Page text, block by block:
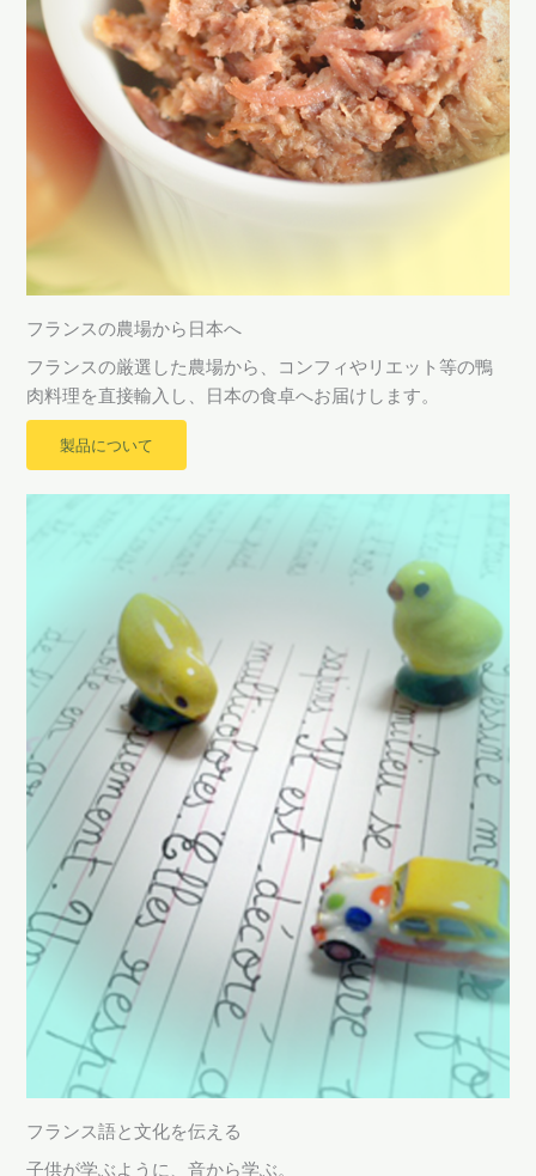
フランスの農場から日本へ
フランスの厳選した農場から、コンフィやリエット等の鴨
肉料理を直接輸入し、日本の食卓へお届けします。
製品について
フランス語と文化を伝える
子供が学ぶように、音から学ぶ。